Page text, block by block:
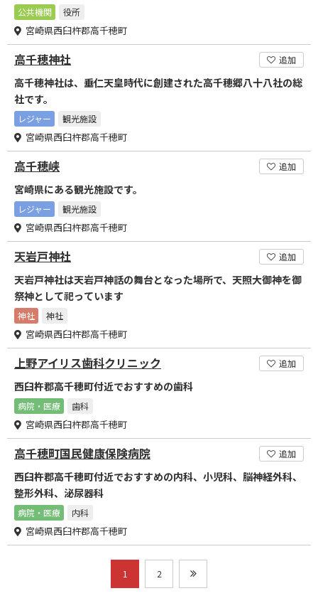
公共機関 役所
宮崎県西臼杵郡高千穂町
高千穂神社 追加
高千穂神社は、垂仁天皇時代に創建された高千穂郷八十八社の総
社です。
レジャー 観光施設
宮崎県西臼杵郡高千穂町
高千穂峡 追加
宮崎県にある観光施設です。
レジャー 観光施設
宮崎県西臼杵郡高千穂町
天岩戸神社 追加
天岩戸神社は天岩戸神話の舞台となった場所で、天照大御神を御
祭神として祀っています
神社 神社
宮崎県西臼杵郡高千穂町
上野アイリス歯科クリニック 追加
西臼杵郡高千穂町付近でおすすめの歯科
病院・医療 歯科
宮崎県西臼杵郡高千穂町
高千穂町国民健康保険病院 追加
西臼杵郡高千穂町付近でおすすめの内科、小児科、脳神経外科、
整形外科、泌尿器科
病院・医療 内科
宮崎県西臼杵郡高千穂町
1 2